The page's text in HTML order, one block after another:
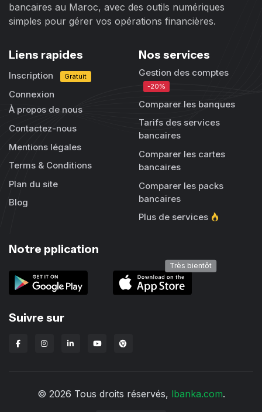
bancaires au Maroc, avec des outils numériques
simples pour gérer vos opérations financières.
Liens rapides
Inscription Gratuit
Connexion
À propos de nous
Contactez-nous
Mentions légales
Terms & Conditions
Plan du site
Blog
Nos services
Gestion des comptes
-20%
Comparer les banques
Tarifs des services
bancaires
Comparer les cartes
bancaires
Comparer les packs
bancaires
Plus de services
Notre pplication
Très bientôt
Suivre sur
Extension Chrome Lbanka
© 2026 Tous droits réservés, lbanka.com.